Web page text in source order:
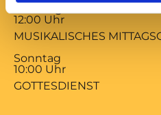
12:00 Uhr
MUSIKALISCHES
Sonntag
10:00 Uhr
GOTTESDIENST